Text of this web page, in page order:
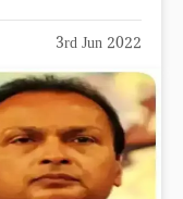
3rd Jun 2022